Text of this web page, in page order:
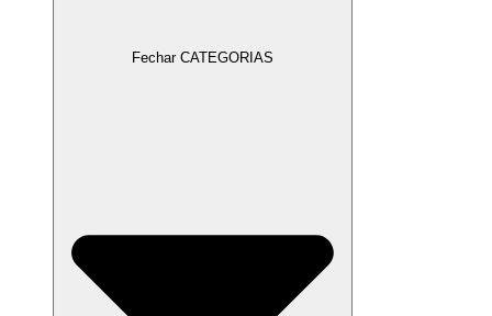
Fechar CATEGORIAS